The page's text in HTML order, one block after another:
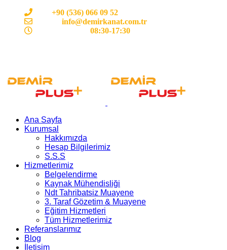
+90 (536) 066 09 52
info@demirkanat.com.tr
08:30-17:30
Ana Sayfa
Kurumsal
Hakkımızda
Hesap Bilgilerimiz
S.S.S
Hizmetlerimiz
Belgelendirme
Kaynak Mühendisliği
Ndt Tahribatsiz Muayene
3. Taraf Gözetim & Muayene
Eğitim Hizmetleri
Tüm Hizmetlerimiz
Referanslarımız
Blog
İletişim